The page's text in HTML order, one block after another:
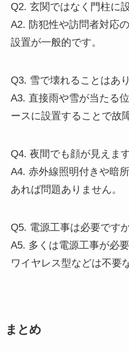
Q2. 玄関ではなく門柱に
A2. 防犯性や訪問者対応
設置が一般的です。
Q3. 雪で壊れることはあ
A3. 直接雨や雪が当たる
ースに設置することで故
Q4. 夜間でも顔が見えま
A4. 赤外線照明付きや暗
あれば問題ありません。
Q5. 電源工事は必要です
A5. 多くは電源工事が必
ワイヤレス型などは不要
まとめ